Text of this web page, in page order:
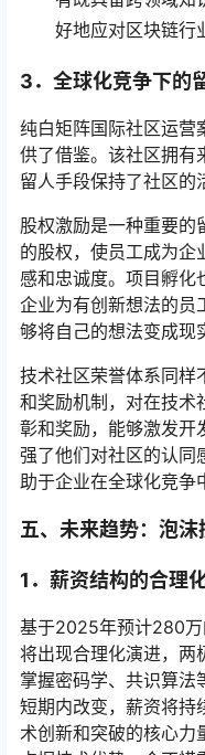
好地应对区块链行
3． 全球化竞争下的
纯白矩阵国际社区运营
供了借鉴。该社区拥有
留人手段保持了社区的
股权激励是一种重要的
的股权，使员工成为企
感和忠诚度。项目孵化
企业为有创新想法的员
够将自己的想法变成现
技术社区荣誉体系同样
和奖励机制，对在技术
彰和奖励，能够激发开
强了他们对社区的认同
助于企业在全球化竞争
五、 未来趋势：泡
1． 薪资结构的合理
基于2025年预计280万
将出现合理化演进，两
掌握密码学、共识算法
短期内改变，薪资将持
术创新和突破的核心力